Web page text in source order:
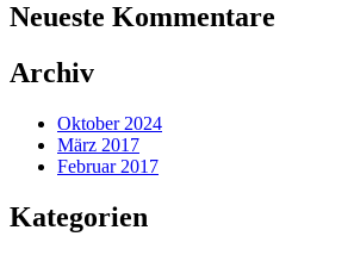
Neueste Kommentare
Archiv
Oktober 2024
März 2017
Februar 2017
Kategorien